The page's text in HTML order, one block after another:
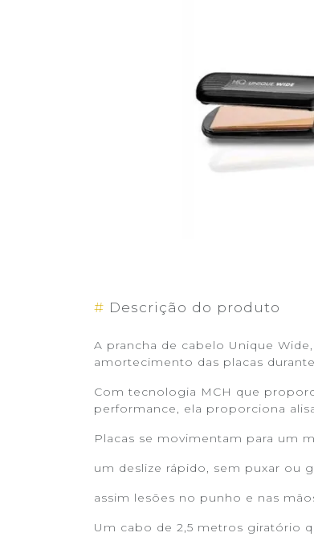
# Descrição do produto
A prancha de cabelo Unique
amortecimento das placas
Com tecnologia MCH que
performance, ela proporciona
Placas se movimentam para um
um deslize rápido, sem puxar ou
assim lesões no punho e nas
Um cabo de 2,5 metros giratório